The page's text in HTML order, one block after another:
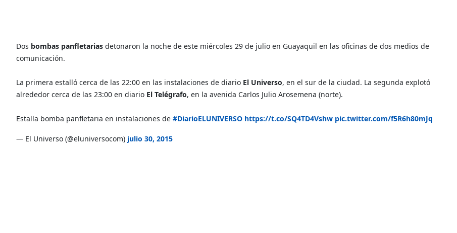
Dos bombas panfletarias detonaron la noche de este miércoles 29 de julio en Guayaquil en las oficinas de dos medios de
comunicación.
La primera estalló cerca de las 22:00 en las instalaciones de diario El Universo, en el sur de la ciudad. La segunda explotó
alrededor cerca de las 23:00 en diario El Telégrafo, en la avenida Carlos Julio Arosemena (norte).
Estalla bomba panfletaria en instalaciones de #DiarioELUNIVERSO https://t.co/SQ4TD4Vshw pic.twitter.com/f5R6h80mJq
— El Universo (@eluniversocom) julio 30, 2015